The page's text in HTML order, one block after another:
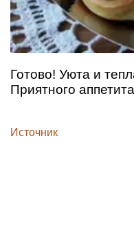
Готово! Уюта и
Приятного
Источник